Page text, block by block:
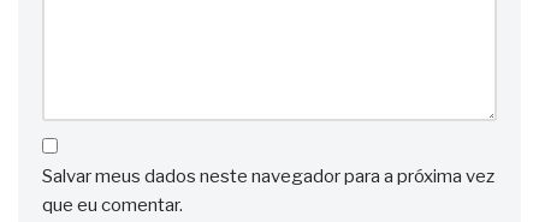
Salvar meus dados neste navegador para a próxima vez
que eu comentar.